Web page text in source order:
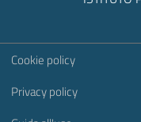
Sezione Link
Cookie policy
Privacy policy